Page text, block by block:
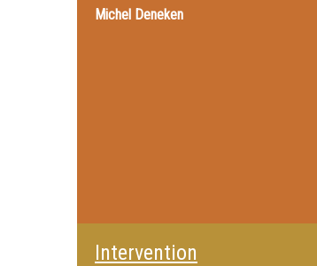
Michel Deneken
Intervention